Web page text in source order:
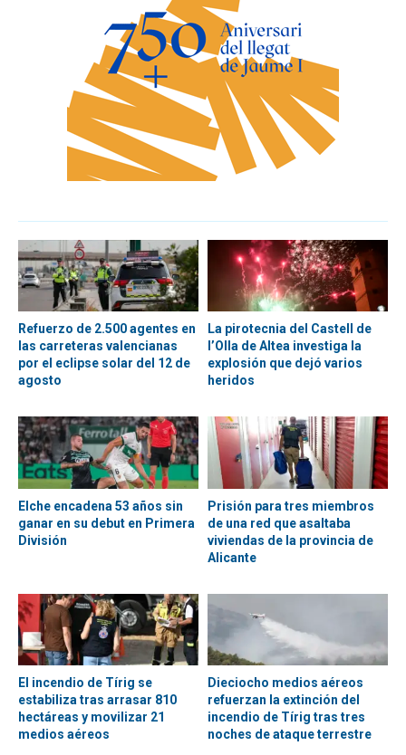
Refuerzo de 2.500 agentes en
las carreteras valencianas
por el eclipse solar del 12 de
agosto
La pirotecnia del Castell de
l’Olla de Altea investiga la
explosión que dejó varios
heridos
Elche encadena 53 años sin
ganar en su debut en Primera
División
Prisión para tres miembros
de una red que asaltaba
viviendas de la provincia de
Alicante
El incendio de Tírig se
estabiliza tras arrasar 810
hectáreas y movilizar 21
medios aéreos
Dieciocho medios aéreos
refuerzan la extinción del
incendio de Tírig tras tres
noches de ataque terrestre